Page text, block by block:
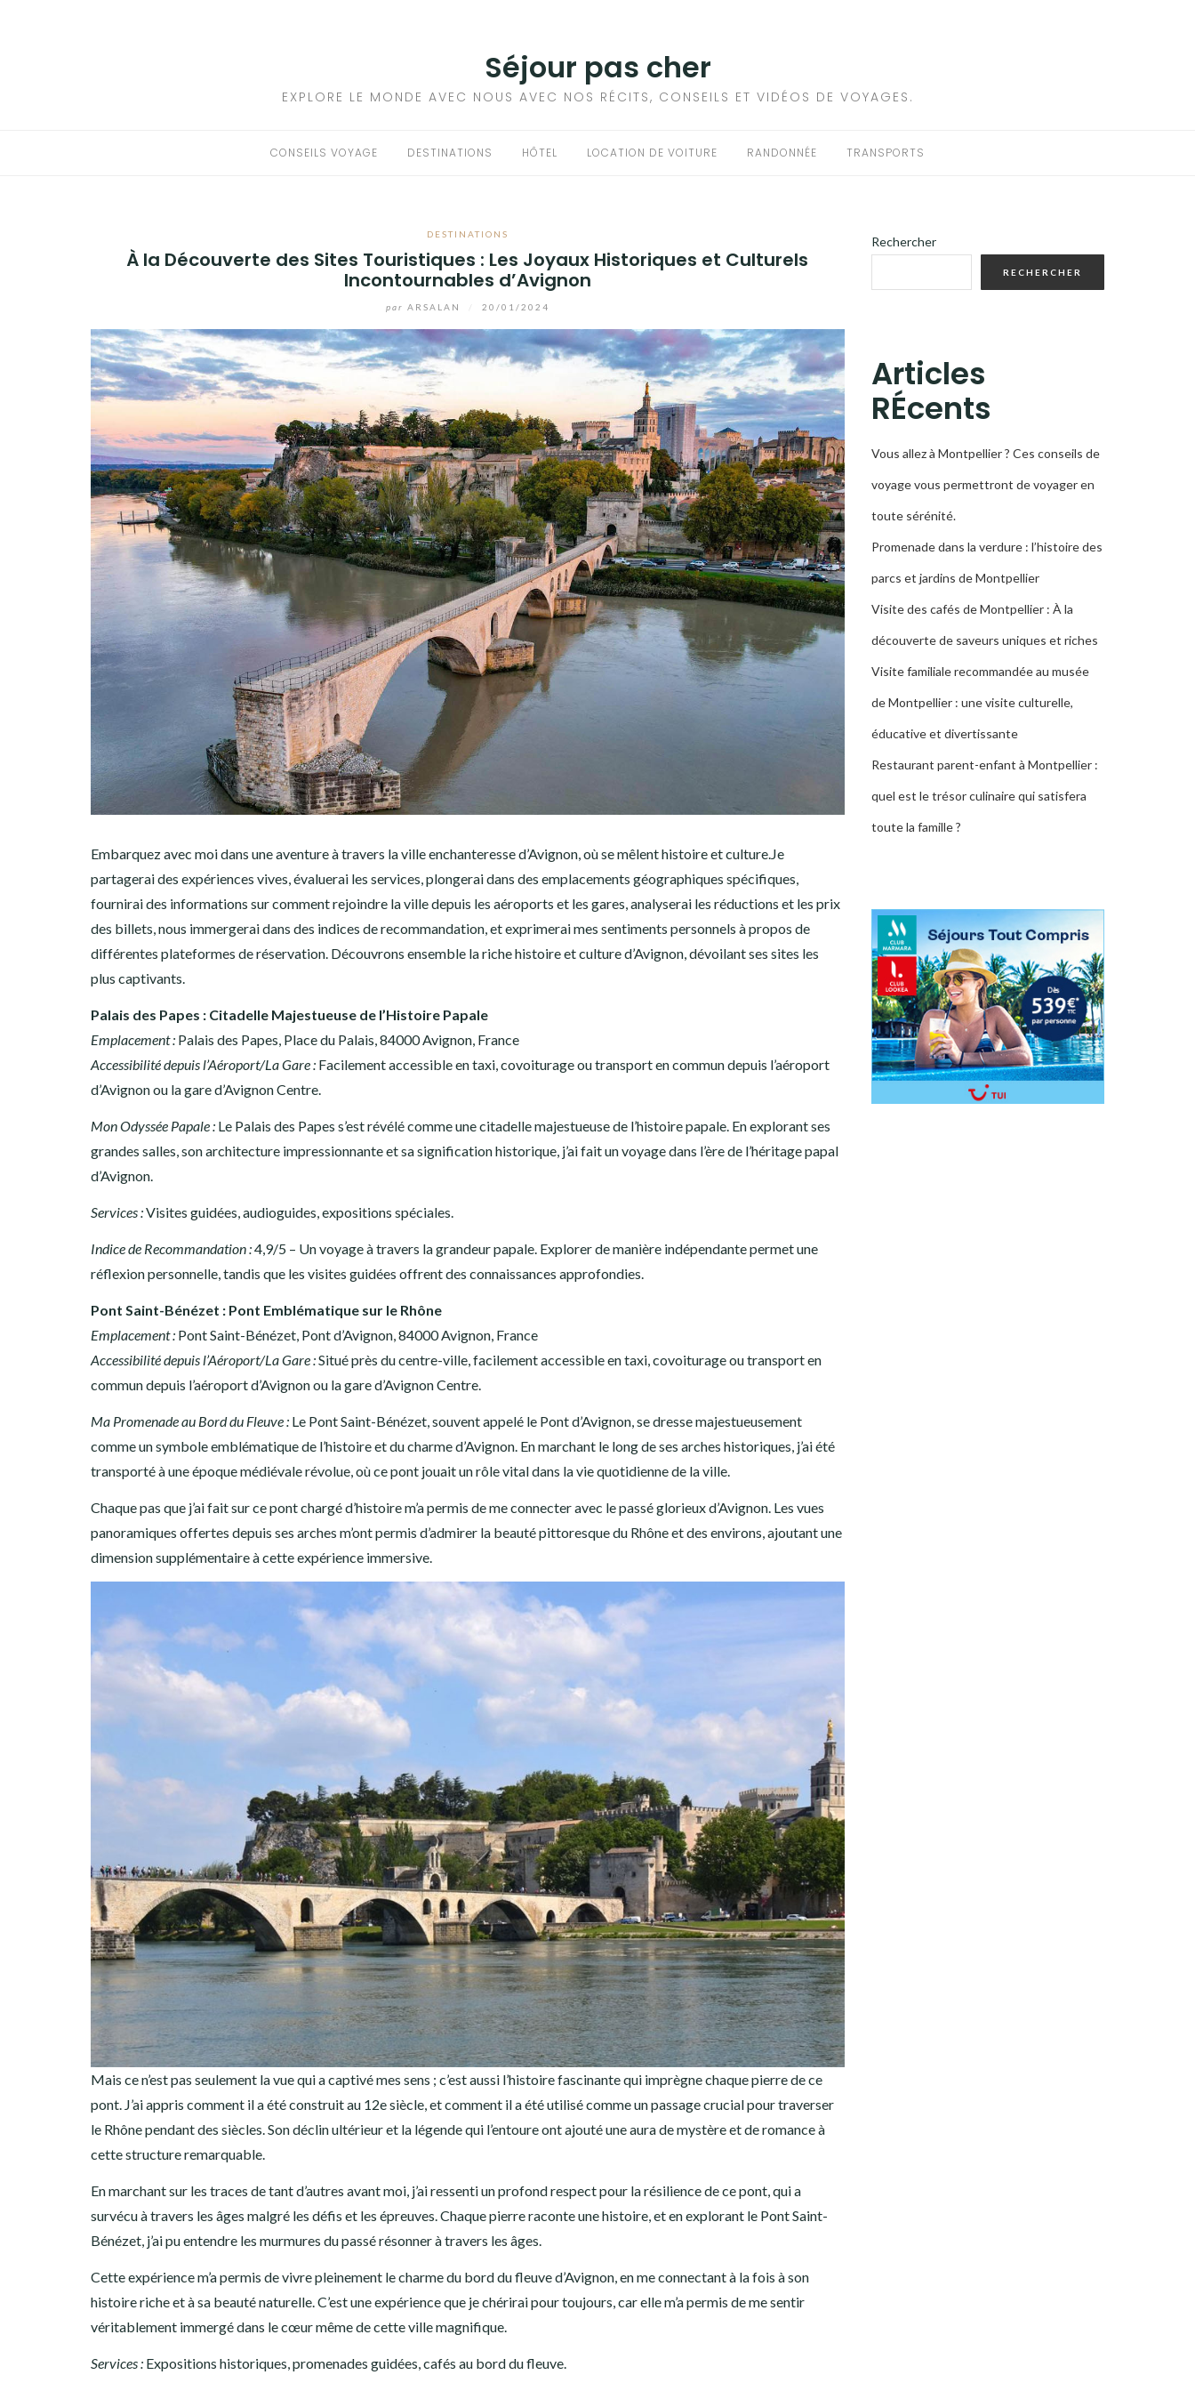
Séjour pas cher
EXPLORE LE MONDE AVEC NOUS AVEC NOS RÉCITS, CONSEILS ET VIDÉOS DE VOYAGES.
CONSEILS VOYAGE DESTINATIONS HÔTEL LOCATION DE VOITURE RANDONNÉE TRANSPORTS
DESTINATIONS
À la Découverte des Sites Touristiques : Les Joyaux Historiques et Culturels
Incontournables d’Avignon
par ARSALAN 20/01/2024
Embarquez avec moi dans une aventure à travers la ville enchanteresse d’Avignon, où se mêlent histoire et culture.Je
partagerai des expériences vives, évaluerai les services, plongerai dans des emplacements géographiques spécifiques,
fournirai des informations sur comment rejoindre la ville depuis les aéroports et les gares, analyserai les réductions et les prix
des billets, nous immergerai dans des indices de recommandation, et exprimerai mes sentiments personnels à propos de
différentes plateformes de réservation. Découvrons ensemble la riche histoire et culture d’Avignon, dévoilant ses sites les
plus captivants.
Palais des Papes : Citadelle Majestueuse de l’Histoire Papale
Emplacement : Palais des Papes, Place du Palais, 84000 Avignon, France
Accessibilité depuis l’Aéroport/La Gare : Facilement accessible en taxi, covoiturage ou transport en commun depuis l’aéroport
d’Avignon ou la gare d’Avignon Centre.
Mon Odyssée Papale : Le Palais des Papes s’est révélé comme une citadelle majestueuse de l’histoire papale. En explorant ses
grandes salles, son architecture impressionnante et sa signification historique, j’ai fait un voyage dans l’ère de l’héritage papal
d’Avignon.
Services :Visites guidées, audioguides, expositions spéciales.
Indice de Recommandation :4,9/5 – Un voyage à travers la grandeur papale. Explorer de manière indépendante permet une
réflexion personnelle, tandis que les visites guidées offrent des connaissances approfondies.
Pont Saint-Bénézet : Pont Emblématique sur le Rhône
Emplacement : Pont Saint-Bénézet, Pont d’Avignon, 84000 Avignon, France
Accessibilité depuis l’Aéroport/La Gare :Situé près du centre-ville, facilement accessible en taxi, covoiturage ou transport en
commun depuis l’aéroport d’Avignon ou la gare d’Avignon Centre.
Ma Promenade au Bord du Fleuve : Le Pont Saint-Bénézet, souvent appelé le Pont d’Avignon, se dresse majestueusement
comme un symbole emblématique de l’histoire et du charme d’Avignon. En marchant le long de ses arches historiques, j’ai été
transporté à une époque médiévale révolue, où ce pont jouait un rôle vital dans la vie quotidienne de la ville.
Chaque pas que j’ai fait sur ce pont chargé d’histoire m’a permis de me connecter avec le passé glorieux d’Avignon. Les vues
panoramiques offertes depuis ses arches m’ont permis d’admirer la beauté pittoresque du Rhône et des environs, ajoutant une
dimension supplémentaire à cette expérience immersive.
Mais ce n’est pas seulement la vue qui a captivé mes sens ; c’est aussi l’histoire fascinante qui imprègne chaque pierre de ce
pont. J’ai appris comment il a été construit au 12e siècle, et comment il a été utilisé comme un passage crucial pour traverser
le Rhône pendant des siècles. Son déclin ultérieur et la légende qui l’entoure ont ajouté une aura de mystère et de romance à
cette structure remarquable.
En marchant sur les traces de tant d’autres avant moi, j’ai ressenti un profond respect pour la résilience de ce pont, qui a
survécu à travers les âges malgré les défis et les épreuves. Chaque pierre raconte une histoire, et en explorant le Pont Saint-
Bénézet, j’ai pu entendre les murmures du passé résonner à travers les âges.
Cette expérience m’a permis de vivre pleinement le charme du bord du fleuve d’Avignon, en me connectant à la fois à son
histoire riche et à sa beauté naturelle. C’est une expérience que je chérirai pour toujours, car elle m’a permis de me sentir
véritablement immergé dans le cœur même de cette ville magnifique.
Services : Expositions historiques, promenades guidées, cafés au bord du fleuve.
Rechercher
RECHERCHER
Articles
RÉcents
Vous allez à Montpellier ? Ces conseils de
voyage vous permettront de voyager en
toute sérénité.
Promenade dans la verdure : l’histoire des
parcs et jardins de Montpellier
Visite des cafés de Montpellier : À la
découverte de saveurs uniques et riches
Visite familiale recommandée au musée
de Montpellier : une visite culturelle,
éducative et divertissante
Restaurant parent-enfant à Montpellier :
quel est le trésor culinaire qui satisfera
toute la famille ?